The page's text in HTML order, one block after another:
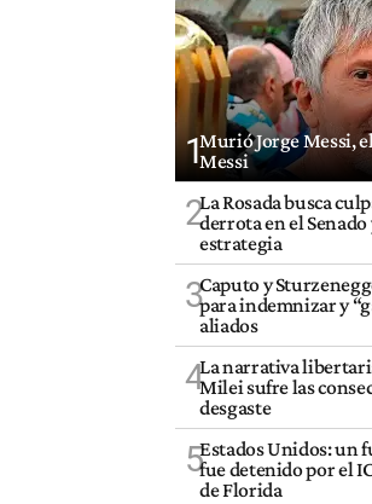
1Murió Jorge Messi,
Messi
2La Rosada busca
derrota en el
estrategia
3Caputo y
para indemnizar y
aliados
4La narrativa
Milei sufre las
desgaste
5Estados Unidos: un
fue detenido por el
de Florida